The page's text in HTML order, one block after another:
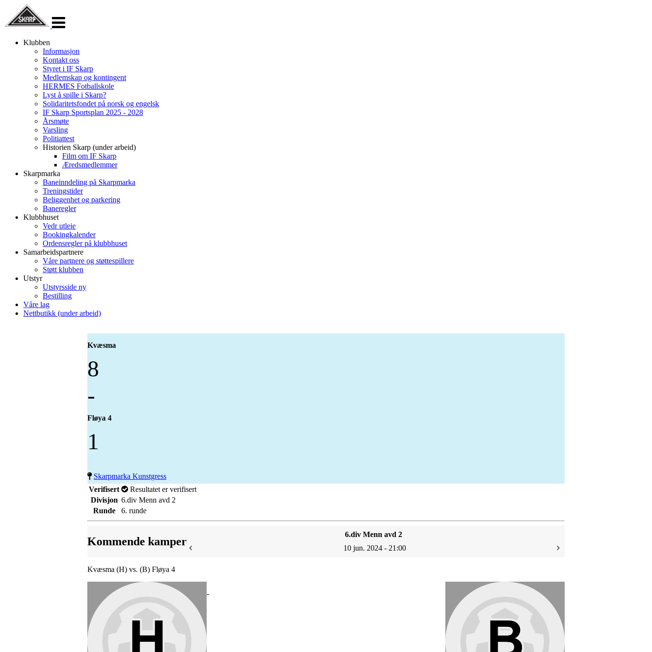
navigasjon
Klubben
Informasjon
Kontakt oss
Styret i IF Skarp
Medlemskap og kontingent
HERMES Fotballskole
Lyst å spille i Skarp?
Solidaritetsfondet på norsk og engelsk
IF Skarp Sportsplan 2025 - 2028
Årsmøte
Varsling
Politiattest
Historien Skarp (under arbeid)
Film om IF Skarp
Æredsmedlemmer
Skarpmarka
Baneinndeling på Skarpmarka
Treningstider
Beliggenhet og parkering
Baneregler
Klubbhuset
Vedr utleie
Bookingkalender
Ordensregler på klubbhuset
Samarbeidspartnere
Våre partnere og støttespillere
Støtt klubben
Utstyr
Utstyrsside ny
Bestilling
Våre lag
Nettbutikk (under arbeid)
Kvæsma
8
-
Fløya 4
1
Skarpmarka Kunstgress
Verifisert
Resultatet er verifisert
Divisjon 6.div Menn avd 2
Runde
6. runde
Kommende kamper
6.div Menn avd 2
10 jun. 2024 - 21:00
Kvæsma (H) vs. (B) Fløya 4
-